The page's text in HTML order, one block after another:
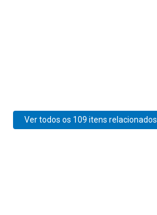
Ver todos os 109 itens relacionados